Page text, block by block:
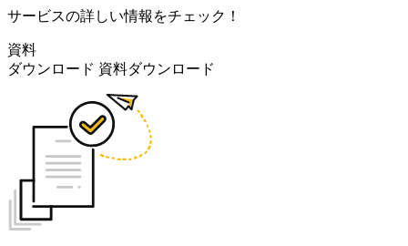
サービスの詳しい情報をチェック！
資料
ダウンロード 資料ダウンロード